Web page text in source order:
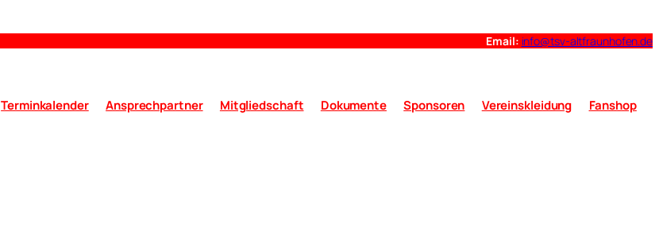
Email: info@tsv-altfraunhofen.de
Terminkalender Ansprechpartner Mitgliedschaft Dokumente Sponsoren Vereinskleidung Fanshop